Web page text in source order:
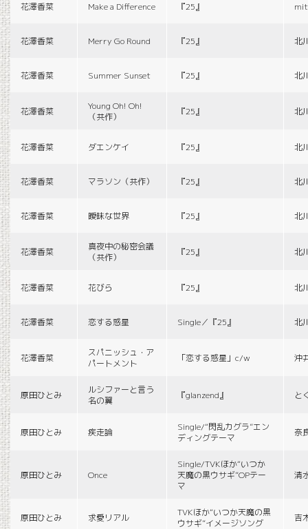
花澤香菜 Make a Difference 『25』
花澤香菜 Merry Go Round 『25』 北
花澤香菜 Summer Sunset 『25』 北
花澤香菜
Young Oh! Oh!
（共作）
『25』 北
花澤香菜 ダエンケイ 『25』 北
花澤香菜 マラソン（共作） 『25』 北
花澤香菜 曖昧な世界 『25』 北
花澤香菜
真夜中の秘密会議
（共作）
『25』 北
花澤香菜 花びら 『25』 北
花澤香菜 恋する惑星 Single／『25』 北
花澤香菜
スパニッシュ・ア
パートメント
「恋する惑星」c/w 沖
原田ひとみ
ルシファーと言う
名の翼
『glanzend』 と
原田ひとみ 疾走論
Single/“閃乱カグラ”エン
ディングテーマ
奈
原田ひとみ Once
Single/TVKほか“いつか
天魔の黒ウサギ”OPテー
マ
清
原田ひとみ 求愛リアル
TVKほか“いつか天魔の黒
ウサギ”イメージソング
吉